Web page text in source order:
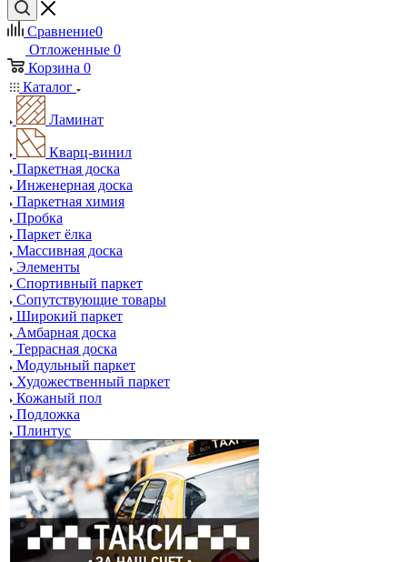
Сравнение0
Отложенные 0
Корзина 0
Каталог
Ламинат
Кварц-винил
Паркетная доска
Инженерная доска
Паркетная химия
Пробка
Паркет ёлка
Массивная доска
Элементы
Спортивный паркет
Сопутствующие товары
Широкий паркет
Амбарная доска
Террасная доска
Модульный паркет
Художественный паркет
Кожаный пол
Подложка
Плинтус